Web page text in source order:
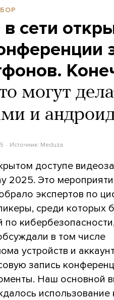
сети
могут
и
Источник: Meduza
доступе
2025. Это
экспертов по
среди которых
по
в том числе
устройств и
запись
Наш основной
использование